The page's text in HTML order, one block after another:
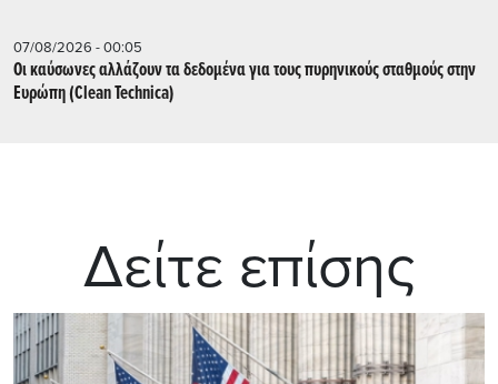
07/08/2026 - 00:05
Οι καύσωνες αλλάζουν τα δεδομένα για τους πυρηνικούς σταθμούς στην
Ευρώπη (Clean Technica)
Δείτε επίσης